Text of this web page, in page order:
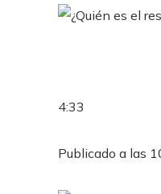
4:33
Publicado a las